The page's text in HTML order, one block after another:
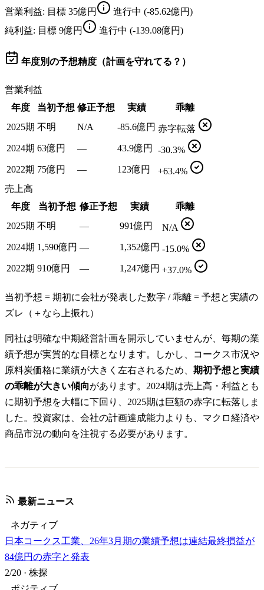
営業利益: 目標 35億円 進行中 (-85.62億円)
純利益: 目標 9億円 進行中 (-139.08億円)
年度別の予想精度（計画を守れてる？）
営業利益
年度
当初予想 修正予想 実績
乖離
2025期 不明 N/A -85.6億円 赤字転落
2024期 63億円 — 43.9億円
-30.3%
2022期 75億円 — 123億円
+63.4%
売上高
年度
当初予想 修正予想 実績
乖離
2025期 不明 — 991億円
N/A
2024期 1,590億円 — 1,352億円 -15.0%
2022期 910億円 — 1,247億円 +37.0%
当初予想 = 期初に会社が発表した数字 / 乖離 = 予想と実績の
ズレ（＋なら上振れ）
同社は明確な中期経営計画を開示していませんが、毎期の業
績予想が実質的な目標となります。しかし、コークス市況や
原料炭価格に業績が大きく左右されるため、 期初予想と実績
の乖離が大きい傾向があります。2024期は売上高・利益とも
に期初予想を大幅に下回り、2025期は巨額の赤字に転落しま
した。投資家は、会社の計画達成能力よりも、マクロ経済や
商品市況の動向を注視する必要があります。
最新ニュース
ネガティブ
日本コークス工業、26年3月期の業績予想は連結最終損益が
84億円の赤字と発表
2/20 · 株探